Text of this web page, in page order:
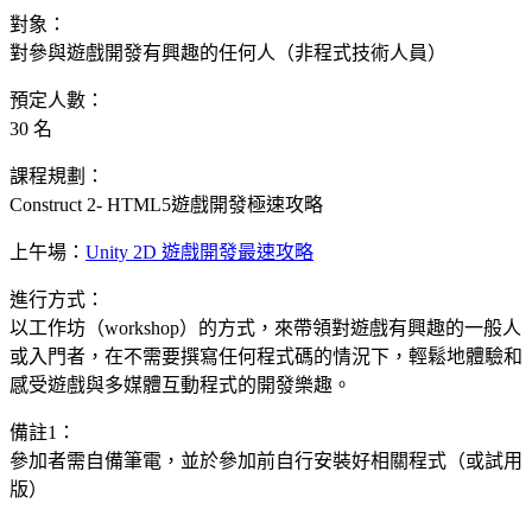
對象：
對參與遊戲開發有興趣的任何人（非程式技術人員）
預定人數：
30 名
課程規劃：
Construct 2- HTML5遊戲開發極速攻略
上午場： Unity 2D 遊戲開發最速攻略
進行方式：
以工作坊（workshop）的方式，來帶領對遊戲有興趣的一般人
或入門者，在不需要撰寫任何程式碼的情況下，輕鬆地體驗和
感受遊戲與多媒體互動程式的開發樂趣。
備註1：
參加者需自備筆電，並於參加前自行安裝好相關程式（或試用
版）